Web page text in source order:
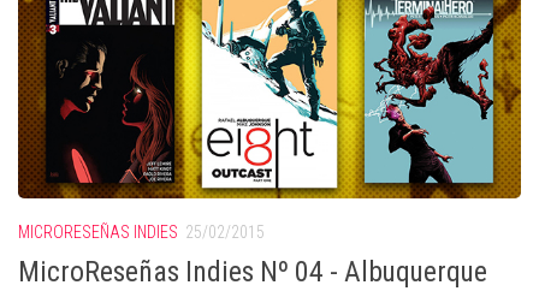
MICRORESEÑAS INDIES 25/02/2015
MicroReseñas Indies Nº 04 - Albuquerque